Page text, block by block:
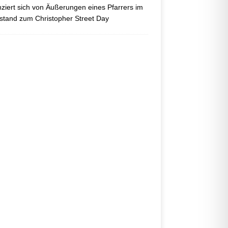
sich von Äußerungen eines Pfarrers im
zum Christopher Street Day